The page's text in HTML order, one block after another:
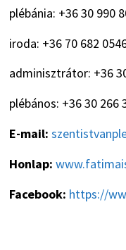
plébánia: +36 30 990
iroda: +36 70 682
adminisztrátor: +36
plébános: +36 30 266
E-mail:
Honlap:
Facebook: https://